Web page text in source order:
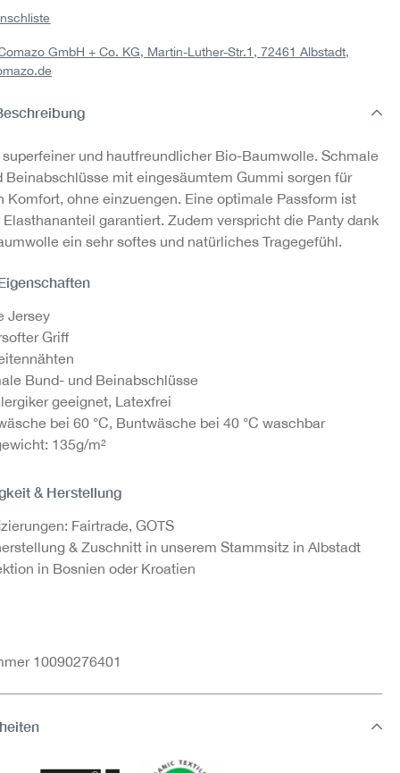
GmbH + Co. KG, Martin-Luther-Str.1, 72461 Albstadt,
superfeiner und hautfreundlicher Bio-Baumwolle. Schmale
Beinabschlüsse mit eingesäumtem Gummi sorgen für
Komfort, ohne einzuengen. Eine optimale Passform ist
garantiert. Zudem verspricht die Panty dank
ein sehr softes und natürliches Tragegefühl.
Jersey
Griff
Bund- und Beinabschlüsse
geeignet, Latexfrei
bei 60 °C, Buntwäsche bei 40 °C waschbar
135g/m²
& Herstellung
Fairtrade, GOTS
& Zuschnitt in unserem Stammsitz in Albstadt
in Bosnien oder Kroatien
10090276401
Baumwolle, Fairtrade
Baumwolle, Fairtrade